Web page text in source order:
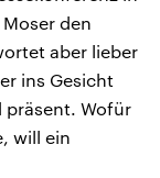
den
aber lieber
ins Gesicht
präsent. Wofür
will ein